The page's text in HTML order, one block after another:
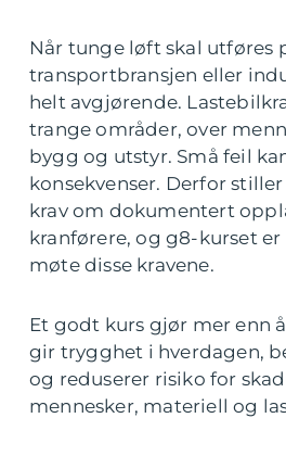
Når tunge løft skal utføres
transportbransjen eller
helt avgjørende.
trange områder, over
bygg og utstyr. Små feil
konsekvenser. Derfor
krav om dokumentert
kranførere, og g8-kurset
møte disse kravene.
Et godt kurs gjør mer enn
gir trygghet i hverdagen,
og reduserer risiko for
mennesker, materiell og